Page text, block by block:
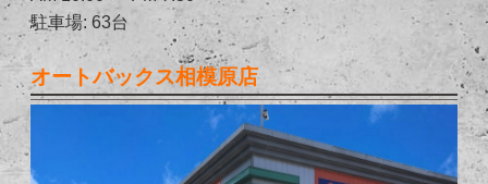
駐車場: 63台
オートバックス相模原店